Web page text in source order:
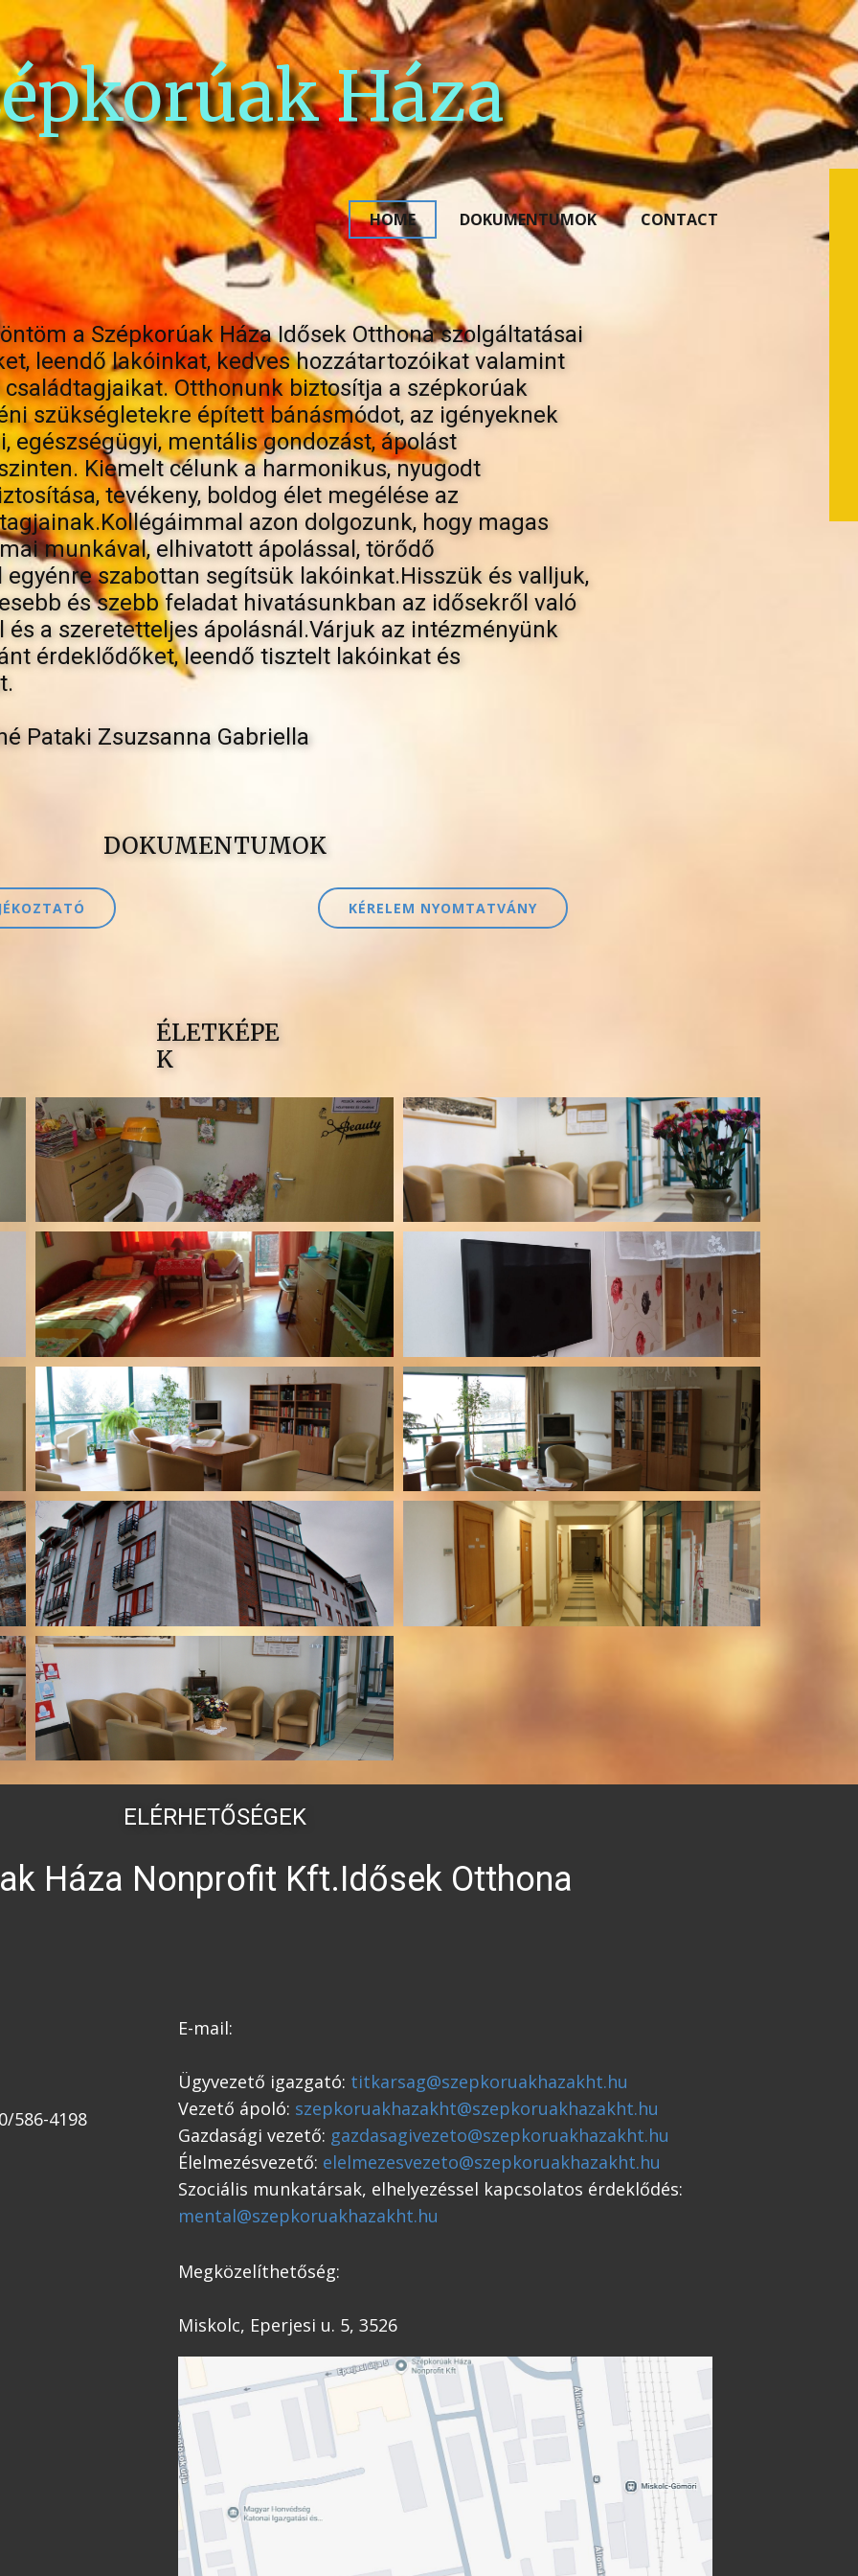
Háza
HOME DOKUMENTUMOK CONTACT
a Szépkorúak Háza Idősek Otthona szolgáltatásai
leendő lakóinkat, kedves hozzátartozóikat valamint
Otthonunk biztosítja a szépkorúak
szükségletekre épített bánásmódot, az igényeknek
egészségügyi, mentális gondozást, ápolást
Kiemelt célunk a harmonikus, nyugodt
tevékeny, boldog élet megélése az
azon dolgozunk, hogy magas
munkával, elhivatott ápolással, törődő
egyénre szabottan segítsük lakóinkat.Hisszük és valljuk,
és szebb feladat hivatásunkban az idősekről való
és a szeretetteljes ápolásnál.Várjuk az intézményünk
érdeklődőket, leendő tisztelt lakóinkat és
Pataki Zsuzsanna Gabriella
DOKUMENTUMOK
KÉRELEM NYOMTATVÁNY
ÉLETKÉPE
K
ELÉRHETŐSÉGEK
Háza Nonprofit Kft.Idősek Otthona
586-4198
E-mail:
Ügyvezető igazgató: titkarsag@szepkoruakhazakht.hu
Vezető ápoló: szepkoruakhazakht@szepkoruakhazakht.hu
Gazdasági vezető: gazdasagivezeto@szepkoruakhazakht.hu
Élelmezésvezető: elelmezesvezeto@szepkoruakhazakht.hu
Szociális munkatársak, elhelyezéssel kapcsolatos érdeklődés:
mental@szepkoruakhazakht.hu
Megközelíthetőség:
Miskolc, Eperjesi u. 5, 3526